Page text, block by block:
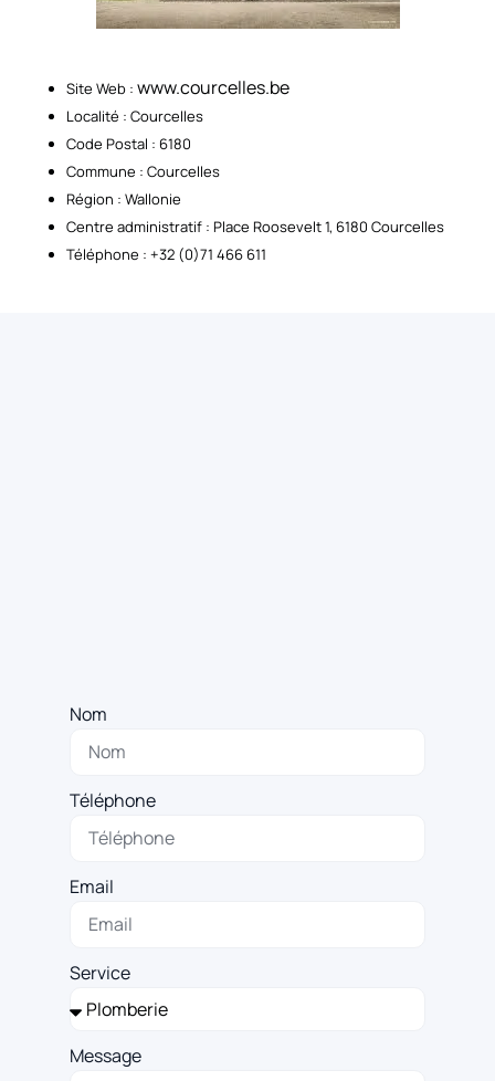
Site Web : www.courcelles.be
Localité : Courcelles
Code Postal : 6180
Commune : Courcelles
Région : Wallonie
Centre administratif : Place Roosevelt 1, 6180 Courcelles
Téléphone : +32 (0)71 466 611
Nom
Téléphone
Email
Service
Message